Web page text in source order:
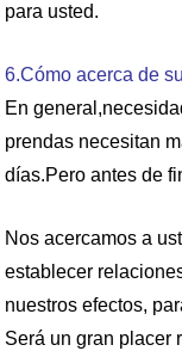
para usted.
6.Cómo acerca de
En
prendas necesitan
días.Pero antes de
Nos acercamos a
establecer
nuestros efectos,
Será un gran placer